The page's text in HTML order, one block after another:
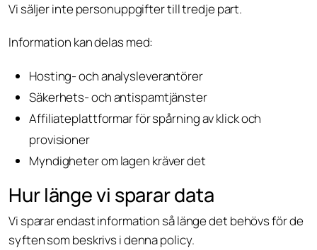
Vi säljer inte personuppgifter till tredje part.
Information kan delas med:
Hosting- och analysleverantörer
Säkerhets- och antispamtjänster
Affiliateplattformar för spårning av klick och
provisioner
Myndigheter om lagen kräver det
Hur länge vi sparar data
Vi sparar endast information så länge det behövs för de
syften som beskrivs i denna policy.